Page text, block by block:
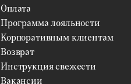
Оплата
Программа лояльности
Корпоративным клиентам
Возврат
Инструкция свежести
Вакансии